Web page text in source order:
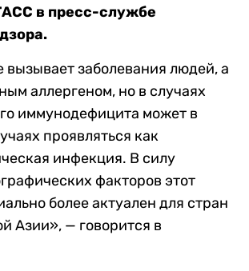
в пресс-службе
вызывает заболевания людей, а
аллергеном, но в случаях
иммунодефицита может в
проявляться как
инфекция. В силу
факторов этот
более актуален для стран
Азии», — говорится в